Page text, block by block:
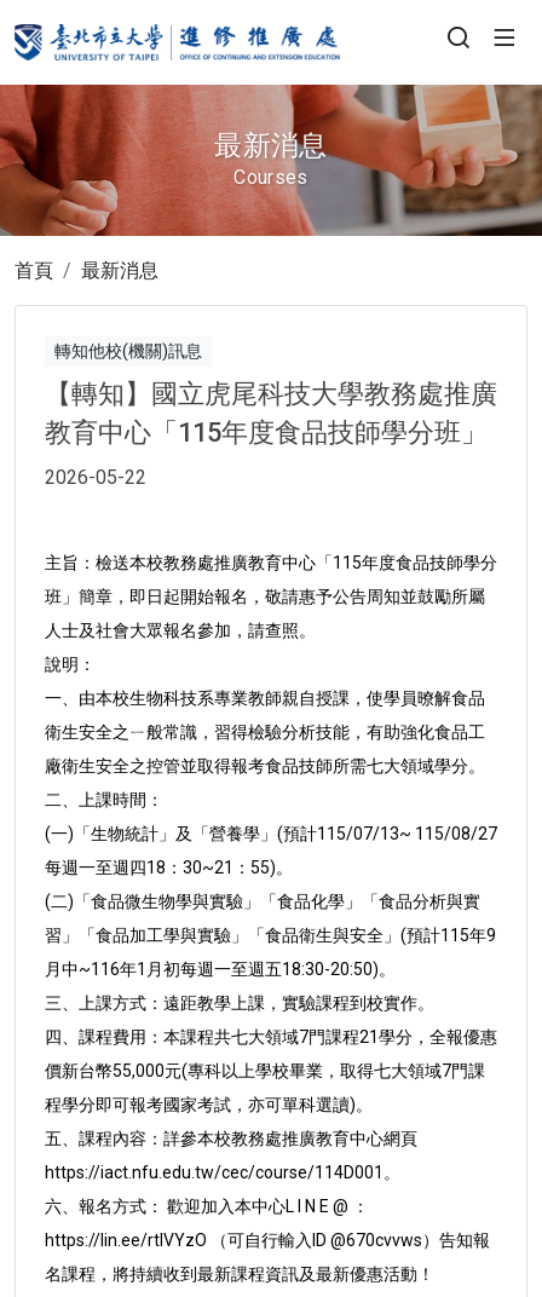
最新消息
Courses
首頁 最新消息
轉知他校(機關)訊息
【轉知】國立虎尾科技大學教務處推廣
教育中心「115年度食品技師學分班」
2026-05-22
主旨：檢送本校教務處推廣教育中心「115年度食品技師學分
班」簡章，即日起開始報名，敬請惠予公告周知並鼓勵所屬
人士及社會大眾報名參加，請查照。
說明：
一、由本校生物科技系專業教師親自授課，使學員暸解食品
衛生安全之ㄧ般常識，習得檢驗分析技能，有助強化食品工
廠衛生安全之控管並取得報考食品技師所需七大領域學分。
二、上課時間：
(一)「生物統計」及「營養學」(預計115/07/13~ 115/08/27
每週一至週四18：30~21：55)。
(二)「食品微生物學與實驗」「食品化學」「食品分析與實
習」「食品加工學與實驗」「食品衛生與安全」(預計115年9
月中~116年1月初每週一至週五18:30-20:50)。
三、上課方式：遠距教學上課，實驗課程到校實作。
四、課程費用：本課程共七大領域7門課程21學分，全報優惠
價新台幣55,000元(專科以上學校畢業，取得七大領域7門課
程學分即可報考國家考試，亦可單科選讀)。
五、課程內容：詳參本校教務處推廣教育中心網頁
https://iact.nfu.edu.tw/cec/course/114D001。
六、報名方式： 歡迎加入本中心L I N E @ ：
https://lin.ee/rtIVYzO （可自行輸入ID @670cvvws）告知報
名課程，將持續收到最新課程資訊及最新優惠活動！